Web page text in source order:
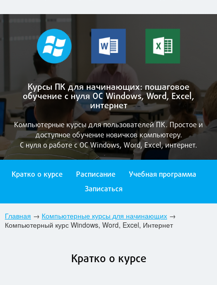
Курсы ПК для начинающих: пошаговое
обучение с нуля ОС Windows, Word, Excel,
интернет
Компьютерные курсы для пользователей ПК. Простое и
доступное обучение новичков компьютеру.
С нуля о работе с ОС Windows, Word, Excel, интернет.
Кратко о курсе Расписание
Учебная программа
Записаться
Главная → Компьютерные курсы для начинающих →
Компьютерный курс Windows, Word, Excel, Интернет
Кратко о курсе